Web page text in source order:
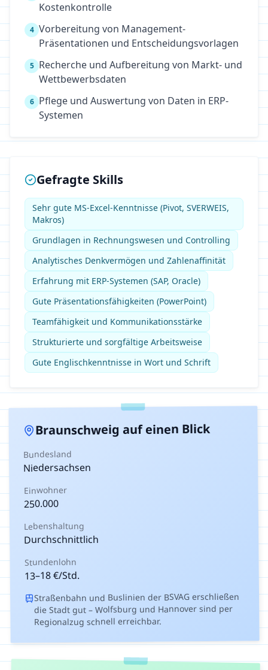
Kostenkontrolle
4 Vorbereitung von Management-
Präsentationen und Entscheidungsvorlagen
5 Recherche und Aufbereitung von Markt- und
Wettbewerbsdaten
6 Pflege und Auswertung von Daten in ERP-
Systemen
Gefragte Skills
Sehr gute MS-Excel-Kenntnisse (Pivot, SVERWEIS,
Makros)
Grundlagen in Rechnungswesen und Controlling
Analytisches Denkvermögen und Zahlenaffinität
Erfahrung mit ERP-Systemen (SAP, Oracle)
Gute Präsentationsfähigkeiten (PowerPoint)
Teamfähigkeit und Kommunikationsstärke
Strukturierte und sorgfältige Arbeitsweise
Gute Englischkenntnisse in Wort und Schrift
Braunschweig auf einen Blick
Bundesland
Niedersachsen
Einwohner
250.000
Lebenshaltung
Durchschnittlich
Stundenlohn
13–18€/Std.
Straßenbahn und Buslinien der BSVAG erschließen
die Stadt gut – Wolfsburg und Hannover sind per
Regionalzug schnell erreichbar.